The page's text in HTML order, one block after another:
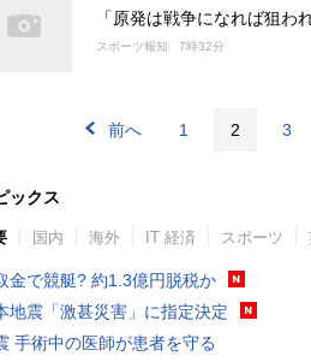
「原発は戦争になれば狙
スポーツ報知 7時32分
前へ 1 2 3
ックス
国内 海外 IT 経済 スポーツ
金で競艇? 約1.3億円脱税か
地震「激甚災害」に指定決定
手術中の医師が患者を守る